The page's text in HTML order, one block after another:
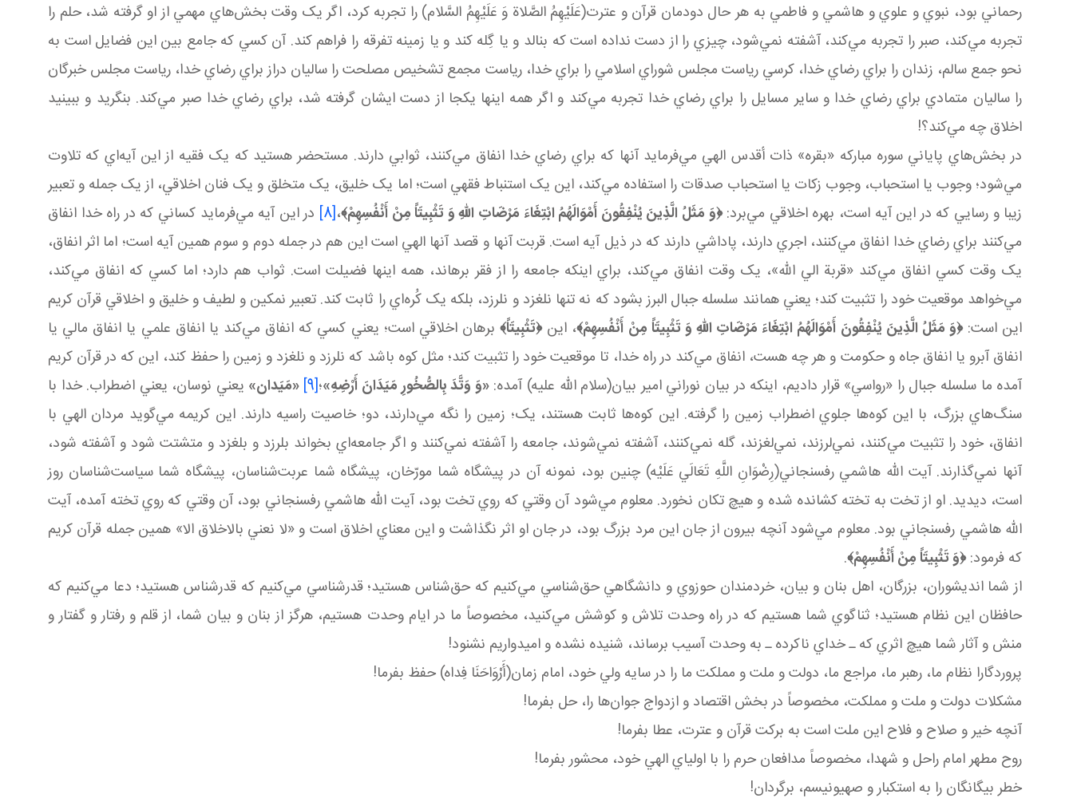
رحماني بود، نبوي و علوي و هاشمي و فاطمي به هر حال دودمان قرآن و عترت(عَلَيْهِمُ الصَّلاة وَ عَلَيْهِمُ السَّلام) را تجربه کرد، اگر يک وقت بخش‌هاي مهمي از او گرفته شد، حلم را
تجربه مي‌کند، صبر را تجربه مي‌کند، آشفته نمي‌شود، چيزي را از دست نداده است که بنالد و يا گِله کند و يا زمينه تفرقه را فراهم کند. آن کسي که جامع بين اين فضايل است به
نحو جمع سالم، زندان را براي رضاي خدا، کرسي رياست مجلس شوراي اسلامي را براي خدا، رياست مجمع تشخيص مصلحت را ساليان دراز براي رضاي خدا، رياست مجلس خبرگان
را ساليان متمادي براي رضاي خدا و ساير مسايل را براي رضاي خدا تجربه مي‌کند و اگر همه اينها يک جا از دست ايشان گرفته شد، براي رضاي خدا صبر مي‌کند. بنگريد و ببينيد
اخلاق چه مي‌کند؟!
در بخش‌هاي پاياني سوره مبارکه «بقره» ذات أقدس الهي مي‌فرمايد آنها که براي رضاي خدا انفاق مي‌کنند، ثوابي دارند. مستحضر هستيد که يک فقيه از اين آيه‌اي که تلاوت
مي‌شود؛ وجوب يا استحباب، وجوب زکات يا استحباب صدقات را استفاده مي‌کند، اين يک استنباط فقهي است؛ اما يک خليق، يک متخلق و يک فنان اخلاقي، از يک جمله و تعبير
زيبا و رسايي که در اين آيه است، بهره اخلاقي مي‌برد:﴿وَ مَثَلُ الَّذِينَ يُنْفِقُونَ أَمْوَالَهُمُ ابْتِغَاءَ مَرْضَاتِ اللّهِ وَ تَثْبِيتَاً مِنْ أَنْفُسِهِمْ﴾،[8] در اين آيه مي‌فرمايد کساني که در راه خدا انفاق
مي‌کنند براي رضاي خدا انفاق مي‌کنند، اجري دارند، پاداشي دارند که در ذيل آيه است. قربت آنها و قصد آنها الهي است اين هم در جمله دوم و سوم همين آيه است؛ اما اثر انفاق،
يک وقت کسي انفاق مي‌کند «قربة الي الله»، يک وقت انفاق مي‌کند، براي اينکه جامعه را از فقر برهاند، همه اينها فضيلت است. ثواب هم دارد؛ اما کسي که انفاق مي‌کند،
مي‌خواهد موقعيت خود را تثبيت کند؛ يعني همانند سلسله جبال البرز بشود که نه تنها نلغزد و نلرزد، بلکه يک کُره‌اي را ثابت کند. تعبير نمکين و لطيف و خليق و اخلاقي قرآن کريم
اين است:﴿وَ مَثَلُ الَّذِينَ يُنْفِقُونَ أَمْوَالَهُمُ ابْتِغَاءَ مَرْضَاتِ اللّهِ وَ تَثْبِيتَاً مِنْ أَنْفُسِهِمْ﴾، اين﴿تَثْبِيتَاً﴾برهان اخلاقي است؛ يعني کسي که انفاق مي‌کند يا انفاق علمي يا انفاق مالي يا
انفاق آبرو يا انفاق جاه و حکومت و هر چه هست، انفاق مي‌کند در راه خدا، تا موقعيت خود را تثبيت کند؛ مثل کوه باشد که نلرزد و نلغزد و زمين را حفظ کند، اين که در قرآن کريم
آمده ما سلسله جبال را «رواسي» قرار داديم، اينکه در بيان نوراني امير بيان(سلام الله عليه) آمده:«وَ وَتَّدَ بِالصُّخُورِ مَيَدَانَ أَرْضِهِ»؛[9] «مَيَدان» يعني نوسان، يعني اضطراب. خدا با
سنگ‌هاي بزرگ، با اين کوه‌ها جلوي اضطراب زمين را گرفته. اين کوه‌ها ثابت هستند، يک؛ زمين را نگه مي‌دارند، دو؛ خاصيت راسيه دارند. اين کريمه مي‌گويد مردان الهي با
انفاق، خود را تثبيت مي‌کنند، نمي‌لرزند، نمي‌لغزند، گله نمي‌کنند، آشفته نمي‌شوند، جامعه را آشفته نمي‌کنند و اگر جامعه‌اي بخواند بلرزد و بلغزد و متشتت شود و آشفته شود،
آنها نمي‌گذارند. آيت الله هاشمي رفسنجاني(رِضْوَانِ اللَّهِ تَعَالَي عَلَيْه‏) چنين بود، نمونه‌ آن در پيشگاه شما مورّخان، پيشگاه شما عربت‌شناسان، پيشگاه شما سياست‌شناسان روز
است، ديديد. او از تخت به تخته کشانده شده و هيچ تکان نخورد. معلوم مي‌شود آن وقتي که روي تخت بود، آيت الله هاشمي رفسنجاني بود، آن وقتي که روي تخته آمده، آيت
الله هاشمي رفسنجاني بود. معلوم مي‌شود آنچه بيرون از جان اين مرد بزرگ بود، در جان او اثر نگذاشت و اين معناي اخلاق است و «لا نعني بالاخلاق الا» همين جمله قرآن کريم
که فرمود:﴿وَ تَثْبِيتَاً مِنْ أَنْفُسِهِمْ﴾.
از شما انديشوران، بزرگان، اهل بنان و بيان، خردمندان حوزوي و دانشگاهي حق‌شناسي مي‌کنيم که حق‌شناس هستيد؛ قدرشناسي مي‌کنيم که قدرشناس هستيد؛ دعا مي‌کنيم که
حافظان اين نظام هستيد؛ ثناگوي شما هستيم که در راه وحدت تلاش و کوشش مي‌کنيد، مخصوصاً ما در ايام وحدت هستيم، هرگز از بنان و بيان شما، از قلم و رفتار و گفتار و
منش و آثار شما هيچ اثري که ـ خداي ناکرده ـ به وحدت آسيب برساند، شنيده نشده و اميدواريم نشنود!
پروردگارا نظام ما، رهبر ما، مراجع ما، دولت و ملت و مملکت ما را در سايه ولي خود، امام زمان(أَرْوَاحَنَا فِداه) حفظ بفرما!
مشکلات دولت و ملت و مملکت، مخصوصاً در بخش اقتصاد و ازدواج جوان‌ها را، حل بفرما!
آنچه خير و صلاح و فلاح اين ملت است به برکت قرآن و عترت، عطا بفرما!
روح مطهر امام راحل و شهدا، مخصوصاً مدافعان حرم را با اولياي الهي‌ خود، محشور بفرما!
خطر بيگانگان را به استکبار و صهيونيسم، برگردان!